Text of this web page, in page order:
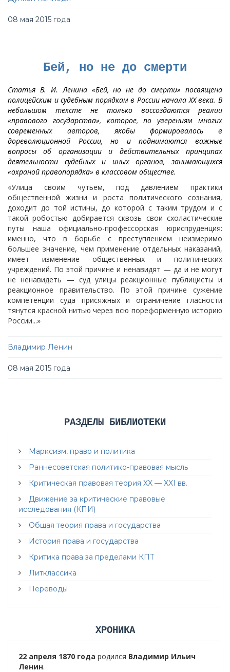
08 мая 2015 года
Бей, но не до смерти
Статья В. И. Ленина «Бей, но не до смерти» посвящена
полицейским и судебным порядкам в России начала XX века. В
небольшом тексте не только воссоздаются реалии
«правового государства», которое, по уверениям многих
современных авторов, якобы формировалось в
дореволюционной России, но и поднимаются важные
вопросы об организации и действительных принципах
деятельности судебных и иных органов, занимающихся
«охраной правопорядка» в классовом обществе.
«Улица своим чутьем, под давлением практики
общественной жизни и роста политического сознания,
доходит до той истины, до которой с таким трудом и с
такой робостью добирается сквозь свои схоластические
путы наша официально-профессорская юриспруденция:
именно, что в борьбе с преступлением неизмеримо
большее значение, чем применение отдельных наказаний,
имеет изменение общественных и политических
учреждений. По этой причине и ненавидят — да и не могут
не ненавидеть — суд улицы реакционные публицисты и
реакционное правительство. По этой причине сужение
компетенции суда присяжных и ограничение гласности
тянутся красной нитью через всю пореформенную историю
России...»
Владимир Ленин
08 мая 2015 года
РАЗДЕЛЫ БИБЛИОТЕКИ
Марксизм, право и политика
Раннесоветская политико-правовая мысль
Критическая правовая теория XX — XXI вв.
Движение за критические правовые
исследования (КПИ)
Общая теория права и государства
История права и государства
Критика права за пределами КПТ
Литклассика
Переводы
ХРОНИКА
22 апреля 1870 года родился Владимир Ильич
Ленин.